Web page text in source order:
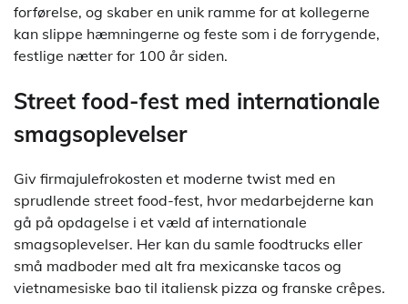
forførelse, og skaber en unik ramme for at kollegerne
kan slippe hæmningerne og feste som i de forrygende,
festlige nætter for 100 år siden.
Street food-fest med internationale
smagsoplevelser
Giv firmajulefrokosten et moderne twist med en
sprudlende street food-fest, hvor medarbejderne kan
gå på opdagelse i et væld af internationale
smagsoplevelser. Her kan du samle foodtrucks eller
små madboder med alt fra mexicanske tacos og
vietnamesiske bao til italiensk pizza og franske crêpes.